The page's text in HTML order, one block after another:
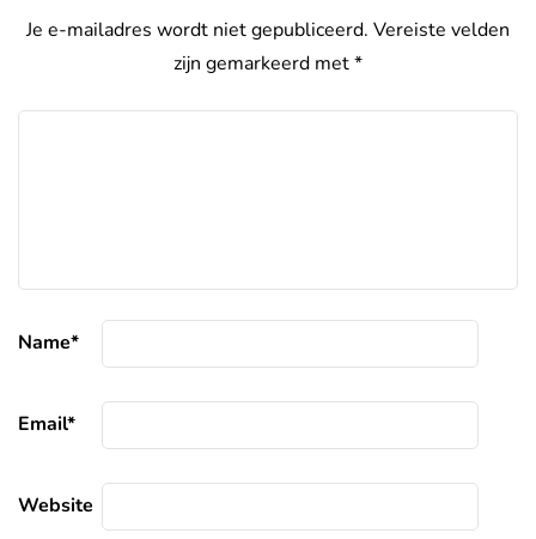
Je e-mailadres wordt niet gepubliceerd. Vereiste velden
zijn gemarkeerd met*
Name*
Email*
Website